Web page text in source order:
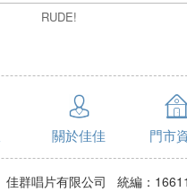
RUDE!
關於佳佳 門市
佳群唱片有限公司 統編：